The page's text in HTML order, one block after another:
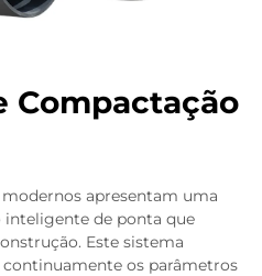
Compactação
apresentam uma
de ponta que
Este sistema
os parâmetros